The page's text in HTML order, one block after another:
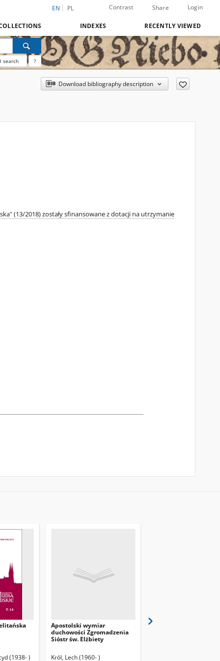
EN PL Contrast Share Login
INDEXES RECENTLY VIEWED
search ?
Download bibliography description
(13/2018) zostały sfinansowane z dotacji na utrzymanie
(1938- )
Apostolski wymiar
duchowości Zgromadzenia
Sióstr św. Elżbiety
Król, Lech (1960- )